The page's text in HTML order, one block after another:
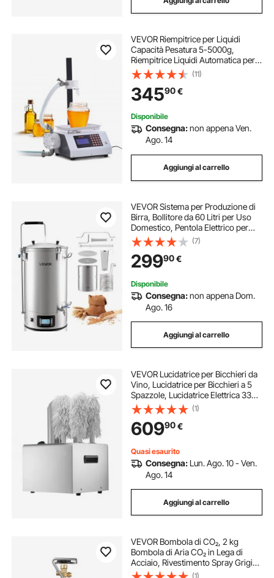
VEVOR Riempitrice per Liquidi
Capacità Pesatura 5-5000g,
Riempitrice Liquidi Automatica per
Bottiglie Controllo Digitale,
Riempitrice da Banco con Pompa
Peristaltica Liquido ad alta Viscosità
(11)
34590€
Disponibile
Consegna:non appena Ven.
Ago. 14
Aggiungi al carrello
VEVOR Sistema per Produzione di
Birra, Bollitore da 60 Litri per Uso
Domestico, Pentola Elettrico per
Produzione di Birra Modalità
Automatica/Manuale, Pannello di
Controllo Tubo di Circolazione
(7)
29990€
Disponibile
Consegna:non appena Dom.
Ago. 16
Aggiungi al carrello
VEVOR Lucidatrice per Bicchieri da
Vino, Lucidatrice per Bicchieri a 5
Spazzole, Lucidatrice Elettrica 330
Tazze/Ora per Bicchieri da
Champagne, Boccali da Birra,
Boccali, per Bar, Ristoranti, Cucine
(1)
60990€
Quasi esaurito
Consegna: Lun. Ago. 10 - Ven.
Ago. 14
Aggiungi al carrello
VEVOR Bombola di CO₂, 2 kg
Bombola di Aria CO₂ in Lega di
Acciaio, Rivestimento Spray Grigio,
Valvola DIN477, Maniglia e
(1)